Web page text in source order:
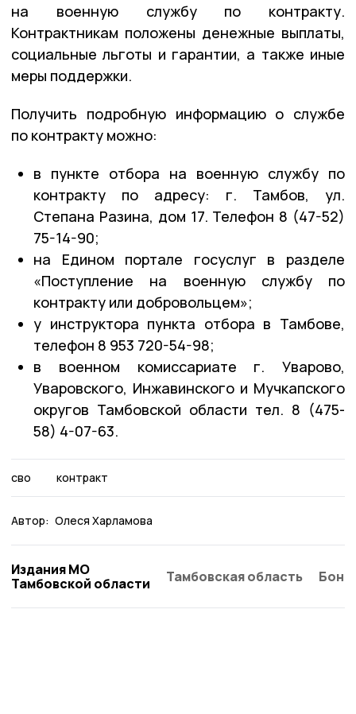
на военную службу по контракту.
Контрактникам положены денежные выплаты,
социальные льготы и гарантии, а также иные
меры поддержки.
Получить подробную информацию о службе
по контракту можно:
в пункте отбора на военную службу по
контракту по адресу: г. Тамбов, ул.
Степана Разина, дом 17. Телефон 8 (47-52)
75-14-90;
на Едином портале госуслуг в разделе
«Поступление на военную службу по
контракту или добровольцем»;
у инструктора пункта отбора в Тамбове,
телефон 8 953 720-54-98;
в военном комиссариате г. Уварово,
Уваровского, Инжавинского и Мучкапского
округов Тамбовской области тел. 8 (475-
58) 4-07-63.
сво контракт
Автор: Олеся Харламова
Издания МО
Тамбовской области
Тамбовская область